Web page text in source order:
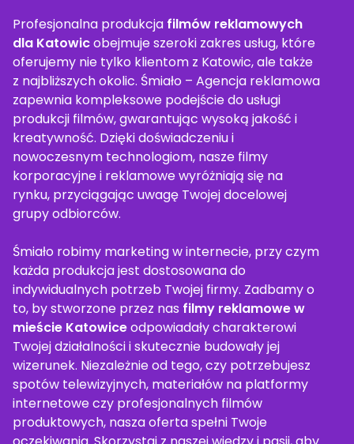
Profesjonalna produkcja filmów reklamowych
dla Katowicobejmuje szeroki zakres usług, które
oferujemy nie tylko klientom z Katowic, ale także
z najbliższych okolic. Śmiało – Agencja reklamowa
zapewnia kompleksowe podejście do usługi
produkcji filmów, gwarantując wysoką jakość i
kreatywność. Dzięki doświadczeniu i
nowoczesnym technologiom, nasze filmy
korporacyjne i reklamowe wyróżniają się na
rynku, przyciągając uwagę Twojej docelowej
grupy odbiorców.
Śmiało robimy marketing w internecie, przy czym
każda produkcja jest dostosowana do
indywidualnych potrzeb Twojej firmy. Zadbamy o
to, by stworzone przez nas filmy reklamowe w
mieście Katowiceodpowiadały charakterowi
Twojej działalności i skutecznie budowały jej
wizerunek. Niezależnie od tego, czy potrzebujesz
spotów telewizyjnych, materiałów na platformy
internetowe czy profesjonalnych filmów
produktowych, nasza oferta spełni Twoje